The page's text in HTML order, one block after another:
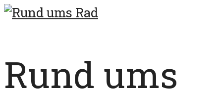
Rund ums